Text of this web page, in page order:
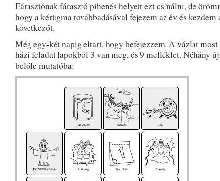
Fárasztónak fárasztó pihenés helyett ezt csinálni, de
hogy a kérügma továbbadásával fejezem az év és kezdem
következőt.
Még egy-két napig eltart, hogy befejezzem. A vázlat most
házi feladat lapokból 3 van meg, és 9 melléklet. Néhány
belőle mutatóba: